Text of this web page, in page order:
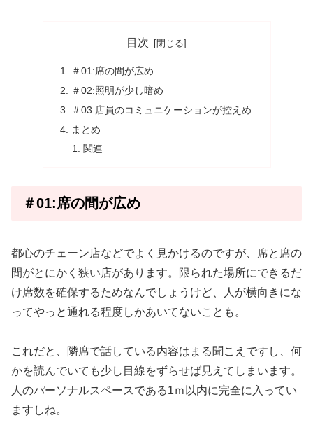
目次
＃01:席の間が広め
＃02:照明が少し暗め
＃03:店員のコミュニケーションが控えめ
まとめ
関連
＃01:席の間が広め
都心のチェーン店などでよく見かけるのですが、席と席の
間がとにかく狭い店があります。限られた場所にできるだ
け席数を確保するためなんでしょうけど、人が横向きにな
ってやっと通れる程度しかあいてないことも。
これだと、隣席で話している内容はまる聞こえですし、何
かを読んでいても少し目線をずらせば見えてしまいます。
人のパーソナルスペースである1ｍ以内に完全に入ってい
ますしね。